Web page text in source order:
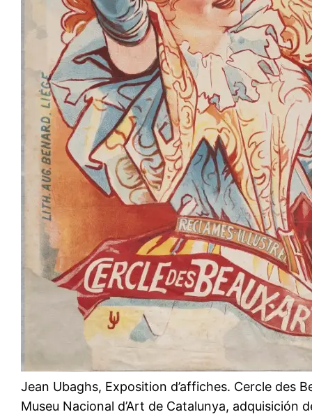
Jean Ubaghs, Exposition d’affiches. Cercle des
Museu Nacional d’Art de Catalunya, adquisición